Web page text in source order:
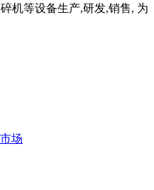
机等设备生产,研发,销售, 为
场